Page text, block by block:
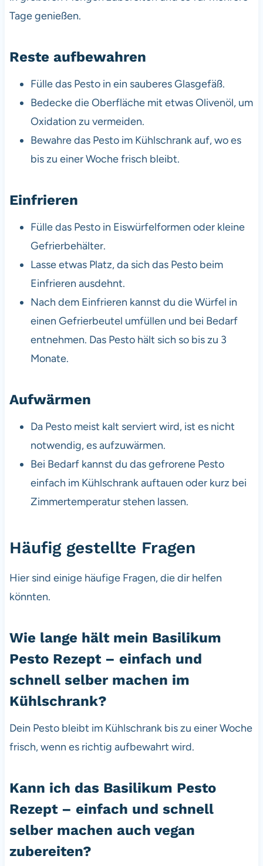
Tage genießen.
Reste aufbewahren
Fülle das Pesto in ein sauberes Glasgefäß.
Bedecke die Oberfläche mit etwas Olivenöl, um
Oxidation zu vermeiden.
Bewahre das Pesto im Kühlschrank auf, wo es
bis zu einer Woche frisch bleibt.
Einfrieren
Fülle das Pesto in Eiswürfelformen oder kleine
Gefrierbehälter.
Lasse etwas Platz, da sich das Pesto beim
Einfrieren ausdehnt.
Nach dem Einfrieren kannst du die Würfel in
einen Gefrierbeutel umfüllen und bei Bedarf
entnehmen. Das Pesto hält sich so bis zu 3
Monate.
Aufwärmen
Da Pesto meist kalt serviert wird, ist es nicht
notwendig, es aufzuwärmen.
Bei Bedarf kannst du das gefrorene Pesto
einfach im Kühlschrank auftauen oder kurz bei
Zimmertemperatur stehen lassen.
Häufig gestellte Fragen
Hier sind einige häufige Fragen, die dir helfen
könnten.
Wie lange hält mein Basilikum
Pesto Rezept – einfach und
schnell selber machen im
Kühlschrank?
Dein Pesto bleibt im Kühlschrank bis zu einer Woche
frisch, wenn es richtig aufbewahrt wird.
Kann ich das Basilikum Pesto
Rezept – einfach und schnell
selber machen auch vegan
zubereiten?